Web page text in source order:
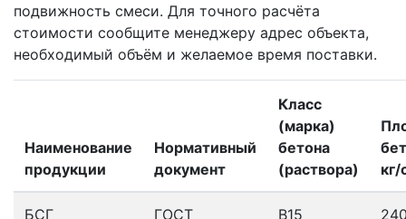
подвижность смеси. Для точного расчёта
стоимости сообщите менеджеру адрес объекта,
необходимый объём и желаемое время поставки.
Наименование
продукции
Нормативный
документ
Класс
(марка)
бетона
(раствора)
кг/
БСГ ГОСТ В15